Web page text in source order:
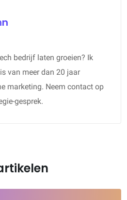
bedrijf laten groeien? Ik
van meer dan 20 jaar
marketing. Neem contact op
gesprek.